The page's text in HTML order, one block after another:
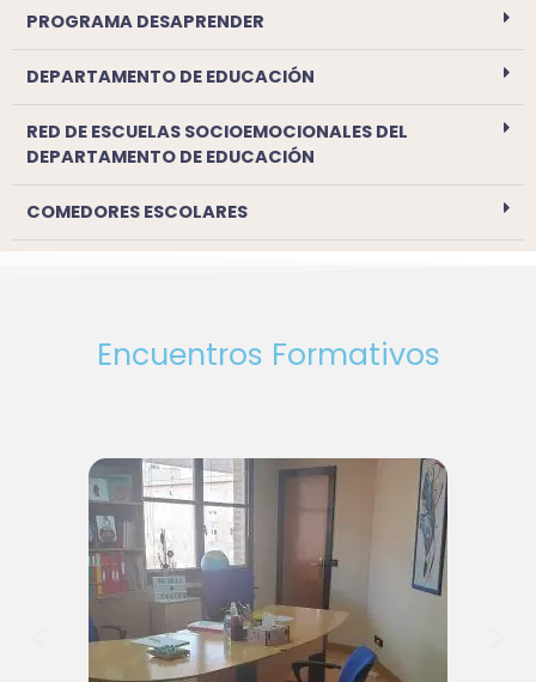
PROGRAMA DESAPRENDER
DEPARTAMENTO DE EDUCACIÓN
RED DE ESCUELAS SOCIOEMOCIONALES DEL
DEPARTAMENTO DE EDUCACIÓN
COMEDORES ESCOLARES
Encuentros Formativos